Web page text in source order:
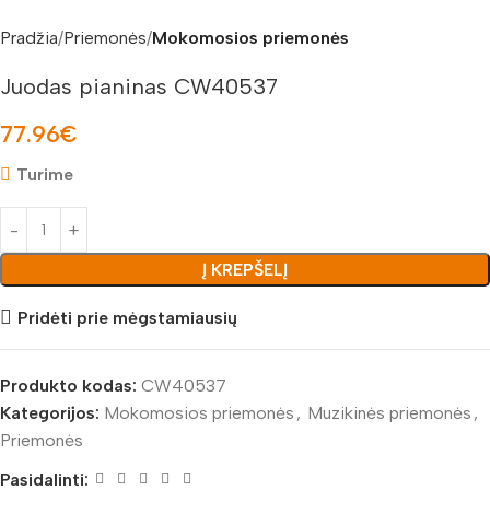
Pradžia Priemonės Mokomosios priemonės
Juodas pianinas CW40537
77.96€
Turime
Į KREPŠELĮ
Pridėti prie mėgstamiausių
Produkto kodas: CW40537
Kategorijos: Mokomosios priemonės , Muzikinės priemonės ,
Priemonės
Pasidalinti: